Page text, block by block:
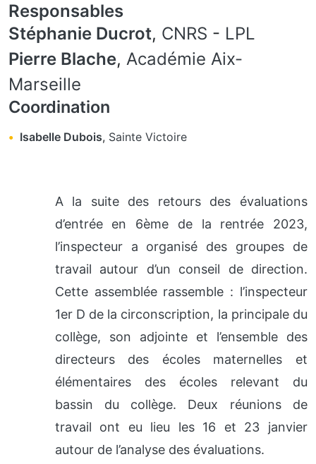
Responsables
Stéphanie Ducrot, CNRS - LPL
Pierre Blache, Académie Aix-
Marseille
Coordination
Isabelle Dubois, Sainte Victoire
A la suite des retours des évaluations
d’entrée en 6ème de la rentrée 2023,
l’inspecteur a organisé des groupes de
travail autour d’un conseil de direction.
Cette assemblée rassemble : l’inspecteur
1er D de la circonscription, la principale du
collège, son adjointe et l’ensemble des
directeurs des écoles maternelles et
élémentaires des écoles relevant du
bassin du collège. Deux réunions de
travail ont eu lieu les 16 et 23 janvier
autour de l’analyse des évaluations.